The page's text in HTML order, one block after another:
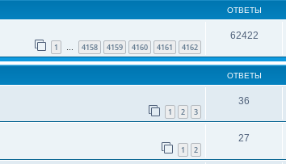
ОТВЕТЫ
1 … 4158 4159 4160 4161 4162
62422
ОТВЕТЫ
1 2 3
36
1 2
27